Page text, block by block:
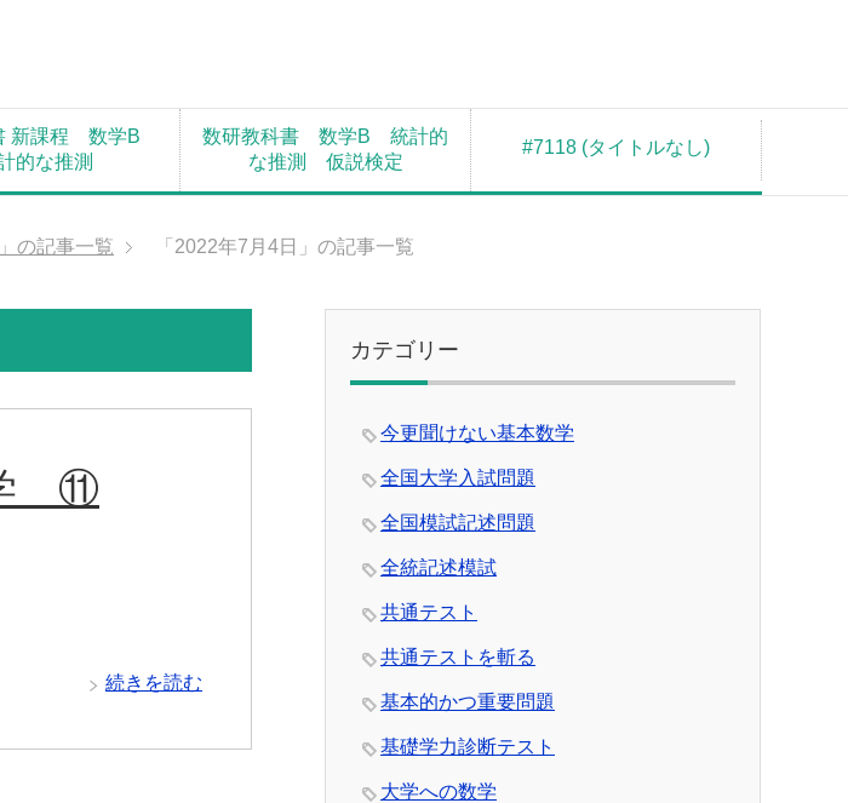
新課程 数学B
的な推測
数研教科書 数学B 統計的
な推測 仮説検定
#7118 (タイトルなし)
の記事一覧 「2022年7月4日」の記事一覧
⑪
続きを読む
カテゴリー
今更聞けない基本数学
全国大学入試問題
全国模試記述問題
全統記述模試
共通テスト
共通テストを斬る
基本的かつ重要問題
基礎学力診断テスト
大学への数学